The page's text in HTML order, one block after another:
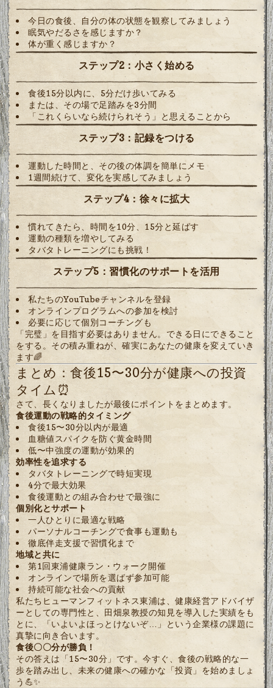
今日の食後、自分の体の状態を観察してみましょう
眠気やだるさを感じますか？
体が重く感じますか？
ステップ2：小さく始める
食後15分以内に、5分だけ歩いてみる
または、その場で足踏みを3分間
「これくらいなら続けられそう」と思えることから
ステップ3：記録をつける
運動した時間と、その後の体調を簡単にメモ
1週間続けて、変化を実感してみましょう
ステップ4：徐々に拡大
慣れてきたら、時間を10分、15分と延ばす
運動の種類を増やしてみる
タバタトレーニングにも挑戦！
ステップ5：習慣化のサポートを活用
私たちのYouTubeチャンネルを登録
オンラインプログラムへの参加を検討
必要に応じて個別コーチングも
「完璧」を目指す必要はありません。できる日にできること
をする。その積み重ねが、確実にあなたの健康を変えていき
ます🌈
まとめ：食後15〜30分が健康への投資
タイム⏰
さて、長くなりましたが最後にポイントをまとめます。
食後運動の戦略的タイミング
食後15〜30分以内が最適
血糖値スパイクを防ぐ黄金時間
低〜中強度の運動が効果的
効率性を追求する
タバタトレーニングで時短実現
4分で最大効果
食後運動との組み合わせで最強に
個別化とサポート
一人ひとりに最適な戦略
パーソナルコーチングで食事も運動も
徹底伴走支援で習慣化まで
地域と共に
第1回東浦健康ラン・ウォーク開催
オンラインで場所を選ばず参加可能
持続可能な社会への貢献
私たちヒューマンフィットネス東浦は、健康経営アドバイザ
ーとしての専門性と、田畑泉教授の知見を導入した実績をも
とに、「いよいよほっとけないぞ…」という企業様の課題に
真摯に向き合います。
食後〇〇分が勝負！
その答えは「15〜30分」です。今すぐ、食後の戦略的な一
歩を踏み出し、未来の健康への確かな「投資」を始めましょ
う💪✨